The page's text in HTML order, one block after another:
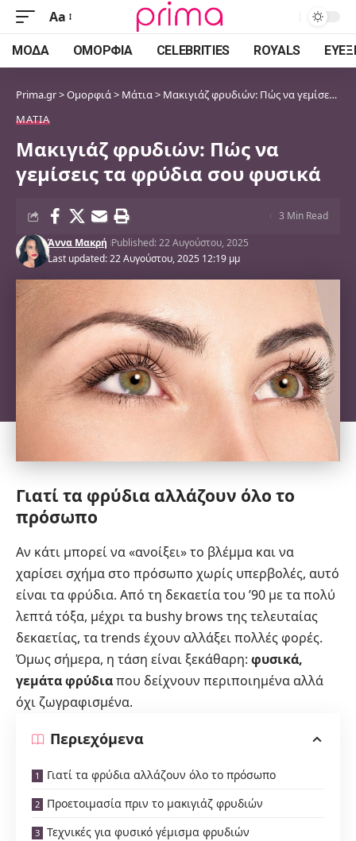
Font
Resizer
Aa
ΜΌΔΑ ΟΜΟΡΦΙΆ CELEBRITIES ROYALS
Prima.gr>Ομορφιά> Μάτια> Μακιγιάζ φρυδιών: Πώς να γεμίσεις τα φρύδια σου φυσικά
ΜΆΤΙΑ
Μακιγιάζ φρυδιών: Πώς να
γεμίσεις τα φρύδια σου φυσικά
Last updated: 22 Αυγούστου, 2025 12:19 μμ
Άννα Μακρή Published: 22 Αυγούστου, 2025
3 Min Read
Γιατί τα φρύδια αλλάζουν όλο το
πρόσωπο
Αν κάτι μπορεί να «ανοίξει» το βλέμμα και να
χαρίσει σχήμα στο πρόσωπο χωρίς υπερβολές, αυτό
είναι τα φρύδια. Από τη δεκαετία του ’90 με τα πολύ
λεπτά τόξα, μέχρι τα bushy brows της τελευταίας
δεκαετίας, τα trends έχουν αλλάξει πολλές φορές.
Όμως σήμερα, η τάση είναι ξεκάθαρη: φυσικά,
γεμάτα φρύδιαπου δείχνουν περιποιημένα αλλά
όχι ζωγραφισμένα.
Περιεχόμενα
Γιατί τα φρύδια αλλάζουν όλο το πρόσωπο
Προετοιμασία πριν το μακιγιάζ φρυδιών
Τεχνικές για φυσικό γέμισμα φρυδιών